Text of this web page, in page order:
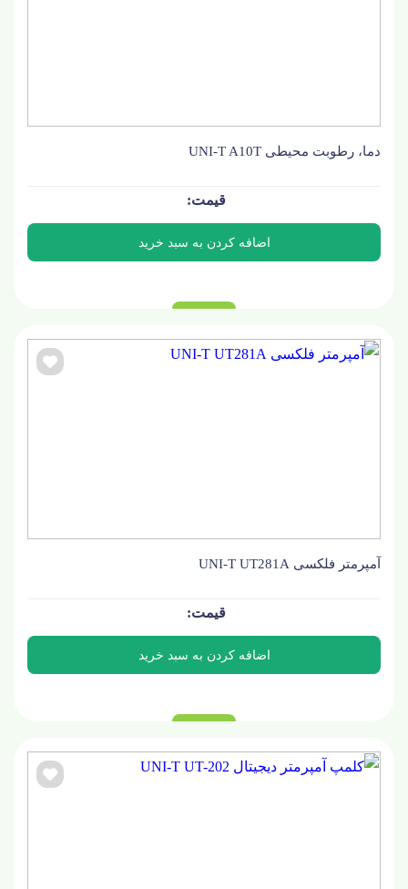
دما، رطوبت محیطی UNI-T A10T
آمپرمتر فلکسی UNI-T UT281A